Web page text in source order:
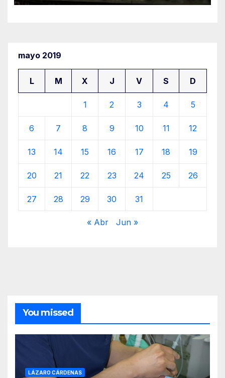
mayo 2019
L M X J V S D
1 2 3 4 5
6 7 8 9 10 11 12
13 14 15 16 17 18 19
20 21 22 23 24 25 26
27 28 29 30 31
« Abr Jun »
You missed
LÁZARO CÁRDENAS